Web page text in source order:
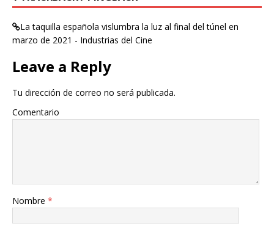
La taquilla española vislumbra la luz al final del túnel en
marzo de 2021 - Industrias del Cine
Leave a Reply
Tu dirección de correo no será publicada.
Comentario
Nombre *